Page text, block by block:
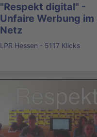
"Respekt digital" -
Unfaire Werbung im
Netz
LPR Hessen - 5117 Klicks